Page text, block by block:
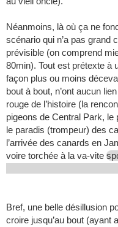
Néanmoins, là où ça ne
scénario qui n’a pas grand
prévisible (on comprend
80min). Tout est prétexte à
façon plus ou moins
bout à bout, n’ont aucun
rouge de l’histoire (la
pigeons de Central Park, le
le paradis (trompeur) des
l’arrivée des canards en
voire torchée à la va-vite
Bref, une belle désillusion
croire jusqu’au bout (ayant